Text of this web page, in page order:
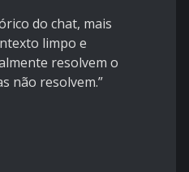
do chat, mais
limpo e
resolvem o
não resolvem.”